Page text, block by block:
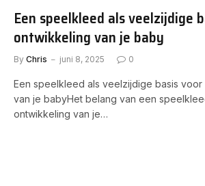
Een speelkleed als veelzijdige
ontwikkeling van je baby
By Chris juni 8, 2025 0
Een speelkleed als veelzijdige basis
van je babyHet belang van een
ontwikkeling van je…